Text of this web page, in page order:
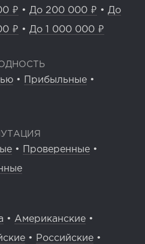
₽ • До 200 000 ₽ • До
₽ • До 1 000 000 ₽
• Прибыльные •
• Проверенные •
• Американские •
• Российские •